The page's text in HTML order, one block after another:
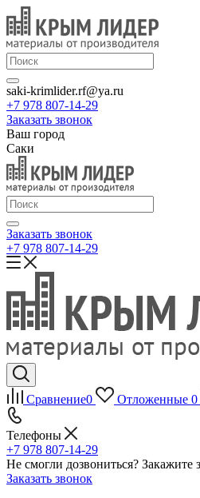
saki-krimlider.rf@ya.ru
+7 978 807-14-29
Заказать звонок
Ваш город
Саки
Заказать звонок
+7 978 807-14-29
Сравнение0 Отложенные 0
Телефоны
+7 978 807-14-29
Не смогли дозвониться? Закажите
Заказать звонок